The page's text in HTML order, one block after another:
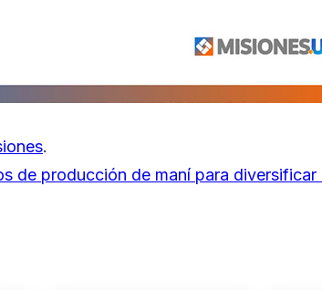
.
de producción de maní para diversificar